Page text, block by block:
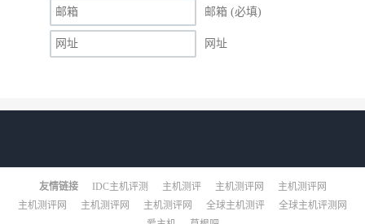
邮箱 (必填)
网址
友情链接 IDC主机评测 主机测评 主机测评网
主机测评网
主机测评网
主机测评网 主机测评网 全球主机测评
全球主机评测网